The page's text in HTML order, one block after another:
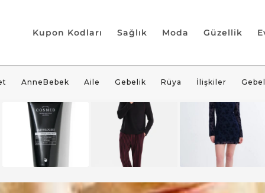
Kupon Kodları Sağlık Moda Güzellik
AnneBebek Aile Gebelik Rüya İlişkiler